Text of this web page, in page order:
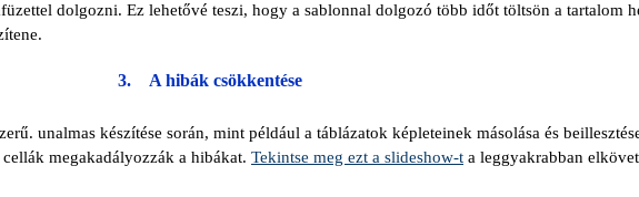
dolgozni. Ez lehetővé teszi, hogy a sablonnal dolgozó több időt töltsön a tartalom
3. A hibák csökkentése
unalmas készítése során, mint például a táblázatok képleteinek másolása és
megakadályozzák a hibákat. Tekintse meg ezt a slideshow-t a leggyakrabban